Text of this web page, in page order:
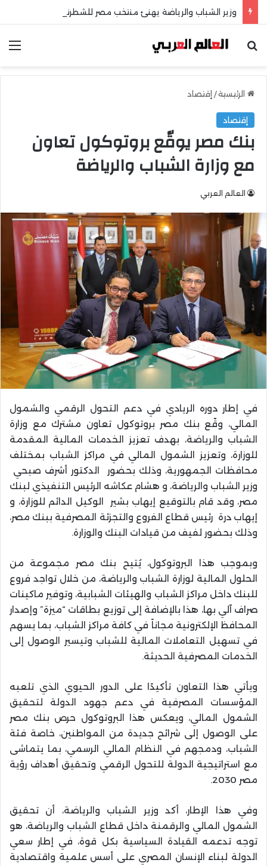
وزير الشباب والرياضة يهنئ منتخب مصر للشطرنج
بحث عن
الرئيسية/ إقتصاد
إقتصاد
بنك مصر يوقّع بروتوكول تعاون
مع وزارة الشباب والرياضة
العالم العربي
في إطار دوره الريادي في دعم التحول الرقمي والشمول
المالي، وقّع بنك مصر بروتوكول تعاون مشترك مع وزارة
الشباب والرياضة، بهدف تعزيز الخدمات المالية المقدمة
للوزارة، وتعزيز الشمول المالي في مراكز الشباب بمختلف
محافظات الجمهورية، وذلك بحضور الدكتور أشرف صبحي
وزير الشباب والرياضة، و هشام عكاشه الرئيس التنفيذي لبنك
مصر، وقد قام بالتوقيع إيهاب بشير الوكيل الدائم للوزارة، و
إيهاب درة رئيس قطاع الفروع والتجزئة المصرفية ببنك مصر،
وذلك بحضور لفيف من قيادات البنك والوزارة.
وبموجب هذا البروتوكول، يُتيح بنك مصر مجموعة من
الحلول المالية لوزارة الشباب والرياضة، من خلال تواجد فروع
للبنك داخل مراكز الشباب والهيئات الشبابية، وتوفير ماكينات
صراف آلي بها، هذا بالإضافة إلى توزيع بطاقات “ميزة” وإصدار
المحافظ الإلكترونية مجاناً في كافة مراكز الشباب، بما يسهم
في تسهيل التعاملات المالية للشباب وتيسير الوصول إلى
الخدمات المصرفية الحديثة.
ويأتي هذا التعاون تأكيدًا على الدور الحيوي الذي تلعبه
المؤسسات المصرفية في دعم جهود الدولة لتحقيق
الشمول المالي، ويعكس هذا البروتوكول حرص بنك مصر
على الوصول إلى شرائح جديدة من المواطنين، خاصة فئة
الشباب، ودمجهم في النظام المالي الرسمي، بما يتماشى
مع استراتيجية الدولة للتحول الرقمي وتحقيق أهداف رؤية
مصر 2030.
وفي هذا الإطار، أكد وزير الشباب والرياضة، أن تحقيق
الشمول المالي والرقمنة داخل قطاع الشباب والرياضة، هو
توجه تدعمه القيادة السياسية بكل قوة، في إطار سعي
الدولة لبناء الإنسان المصري على أسس علمية واقتصادية